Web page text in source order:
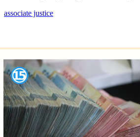
associate justice